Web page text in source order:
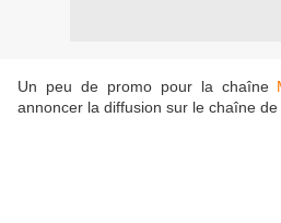
Un peu de promo pour la chaîne
annoncer la diffusion sur le chaîne de